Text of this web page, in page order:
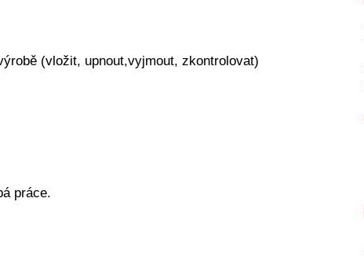
(vložit, upnout,vyjmout, zkontrolovat)
práce.